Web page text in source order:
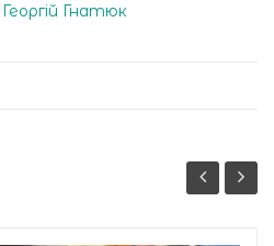
Георгій Гнатюк